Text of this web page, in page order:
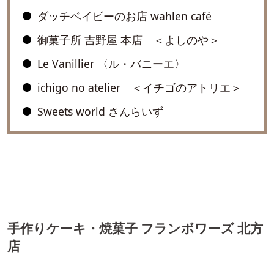
ダッチベイビーのお店 wahlen café
御菓子所 吉野屋 本店 ＜よしのや＞
Le Vanillier 〈ル・バニーエ〉
ichigo no atelier ＜イチゴのアトリエ＞
Sweets world さんらいず
手作りケーキ・焼菓子 フランボワーズ 北方
店